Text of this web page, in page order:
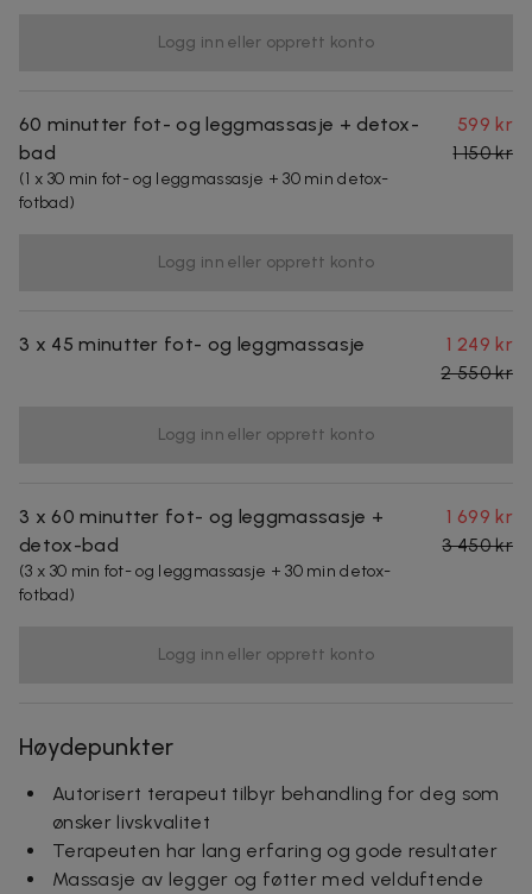
Logg inn eller opprett konto
60 minutter fot- og leggmassasje + detox-
bad
(1 x 30 min fot- og leggmassasje + 30 min detox-
fotbad)
599 kr
1 150 kr
Logg inn eller opprett konto
3 x 45 minutter fot- og leggmassasje
1 249 kr
2 550 kr
Logg inn eller opprett konto
3 x 60 minutter fot- og leggmassasje +
detox-bad
(3 x 30 min fot- og leggmassasje + 30 min detox-
fotbad)
1 699 kr
3 450 kr
Logg inn eller opprett konto
Høydepunkter
Autorisert terapeut tilbyr behandling for deg som
ønsker livskvalitet
Terapeuten har lang erfaring og gode resultater
Massasje av legger og føtter med velduftende